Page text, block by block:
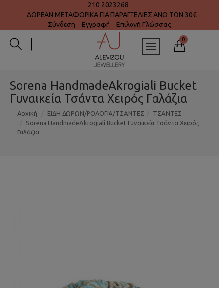
210 2023268
ΔΩΡΕΑΝ ΜΕΤΑΦΟΡΙΚΑ ΓΙΑ ΠΑΡΑΓΓΕΛΙΕΣ ΑΝΩ ΤΩΝ 30€
Σύνδεση
Εγγραφή Επιλογή Γλώσσας
0
Sorena HandmadeAkrogiali Bucket
Γυναικεία Τσάντα Χειρός Γαλάζια
Αρχική ΕΙΔΗ ΔΩΡΩΝ/ΡΟΛΟΓΙΑ/ΤΣΑΝΤΕΣ
ΤΣΑΝΤΕΣ
Sorena HandmadeAkrogiali Bucket Γυναικεία Τσάντα Χειρός
Γαλάζια